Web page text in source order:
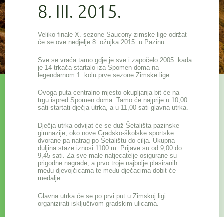
8. III. 2015.
Veliko finale X. sezone Saucony zimske lige održat
će se ove nedjelje 8. ožujka 2015. u Pazinu.
Sve se vraća tamo gdje je sve i započelo 2005. kada
je 14 trkača startalo iza Spomen doma na
legendarnom 1. kolu prve sezone Zimske lige.
Ovoga puta centralno mjesto okupljanja bit će na
trgu ispred Spomen doma. Tamo će najprije u 10,00
sati startati dječja utrka, a u 11,00 sati glavna utrka.
Dječja utrka odvijat će se duž Šetališta pazinske
gimnazije, oko nove Gradsko-školske sportske
dvorane pa natrag po Šetalištu do cilja. Ukupna
duljina staze iznosi 1100 m. Prijave su od 9,00 do
9,45 sati. Za sve male natjecatelje osigurane su
prigodne nagrade, a prvo troje najbolje plasiranih
među djevojčicama te među dječacima dobit će
medalje.
Glavna utrka će se po prvi put u Zimskoj ligi
organizirati isključivom gradskim ulicama.